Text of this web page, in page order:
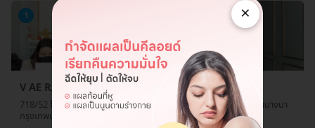
1
V AE RA WELLNESS CENTER สาขาลาซาล 40-42
718/52 โครงการพลัสพาร์คอเวนิว ซ. ลาซาล 40-42 แขวงบางนาใต้ เขตบางนา
กรุงเทพมหานคร 10260
×